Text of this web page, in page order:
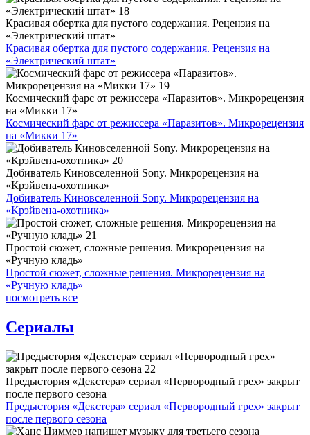
Красивая обертка для пустого содержания. Рецензия на
«Электрический штат»
Красивая обертка для пустого содержания. Рецензия на
«Электрический штат»
Космический фарс от режиссера «Паразитов». Микрорецензия
на «Микки 17»
Космический фарс от режиссера «Паразитов». Микрорецензия
на «Микки 17»
Добиватель Киновселенной Sony. Микрорецензия на
«Крэйвена-охотника»
Добиватель Киновселенной Sony. Микрорецензия на
«Крэйвена-охотника»
Простой сюжет, сложные решения. Микрорецензия на
«Ручную кладь»
Простой сюжет, сложные решения. Микрорецензия на
«Ручную кладь»
посмотреть все
Сериалы
Предыстория «Декстера» сериал «Первородный грех» закрыт
после первого сезона
Предыстория «Декстера» сериал «Первородный грех» закрыт
после первого сезона